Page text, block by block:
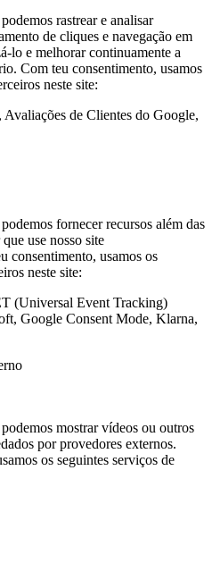
rastrear e analisar
de cliques e navegação em
lo e melhorar continuamente a
Com teu consentimento, usamos
neste site:
de Clientes do Google,
fornecer recursos além das
use nosso site
consentimento, usamos os
neste site:
(Universal Event Tracking)
Google Consent Mode, Klarna,
mostrar vídeos ou outros
por provedores externos.
os seguintes serviços de